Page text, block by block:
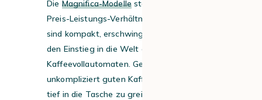
Die Magnifica-Modellestehen für das beste
Preis-Leistungs-Verhältnis der Marke. Sie
sind kompakt, erschwinglich und ideal für
den Einstieg in die Welt der
Kaffeevollautomaten. Gerade wer
unkompliziert guten Kaffee möchte, ohne
tief in die Tasche zu greifen, ist hier